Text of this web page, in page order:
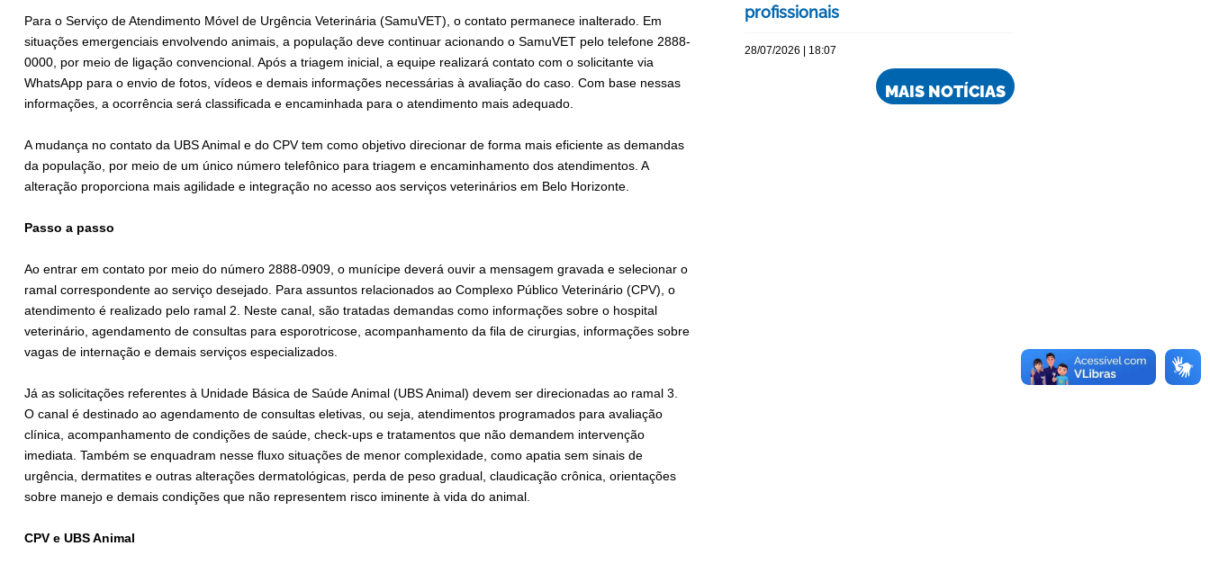
Para o Serviço de Atendimento Móvel de Urgência Veterinária (SamuVET), o contato permanece inalterado. Em
situações emergenciais envolvendo animais, a população deve continuar acionando o SamuVET pelo telefone 2888-
0000, por meio de ligação convencional. Após a triagem inicial, a equipe realizará contato com o solicitante via
WhatsApp para o envio de fotos, vídeos e demais informações necessárias à avaliação do caso. Com base nessas
informações, a ocorrência será classificada e encaminhada para o atendimento mais adequado.
A mudança no contato da UBS Animal e do CPV tem como objetivo direcionar de forma mais eficiente as demandas
da população, por meio de um único número telefônico para triagem e encaminhamento dos atendimentos. A
alteração proporciona mais agilidade e integração no acesso aos serviços veterinários em Belo Horizonte.
Passo a passo
Ao entrar em contato por meio do número 2888-0909, o munícipe deverá ouvir a mensagem gravada e selecionar o
ramal correspondente ao serviço desejado. Para assuntos relacionados ao Complexo Público Veterinário (CPV), o
atendimento é realizado pelo ramal 2. Neste canal, são tratadas demandas como informações sobre o hospital
veterinário, agendamento de consultas para esporotricose, acompanhamento da fila de cirurgias, informações sobre
vagas de internação e demais serviços especializados.
Já as solicitações referentes à Unidade Básica de Saúde Animal (UBS Animal) devem ser direcionadas ao ramal 3.
O canal é destinado ao agendamento de consultas eletivas, ou seja, atendimentos programados para avaliação
clínica, acompanhamento de condições de saúde, check-ups e tratamentos que não demandem intervenção
imediata. Também se enquadram nesse fluxo situações de menor complexidade, como apatia sem sinais de
urgência, dermatites e outras alterações dermatológicas, perda de peso gradual, claudicação crônica, orientações
sobre manejo e demais condições que não representem risco iminente à vida do animal.
CPV e UBS Animal
profissionais
28/07/2026 | 18:07
MAIS NOTÍCIAS